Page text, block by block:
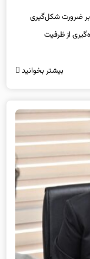
بر ضرورت شکل‌گیری
از ظرفیت
بیشتر بخوانید